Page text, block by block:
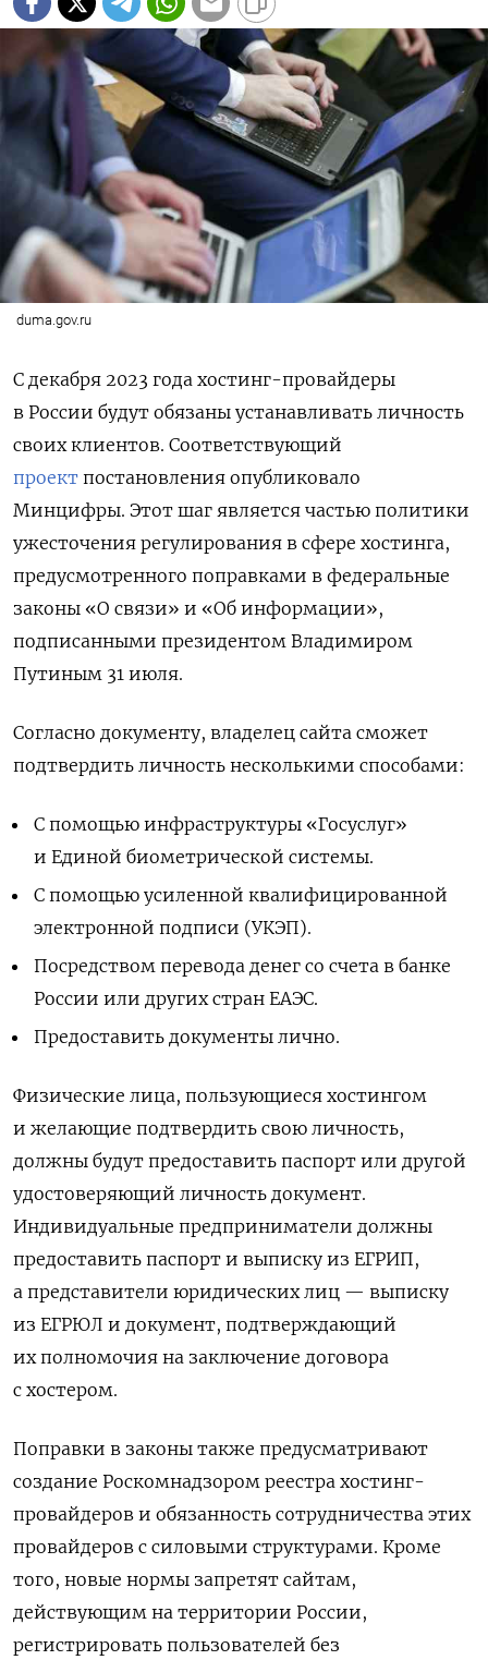
duma.gov.ru
С декабря 2023 года хостинг-провайдеры
в России будут обязаны устанавливать личность
своих клиентов. Соответствующий
проект постановления опубликовало
Минцифры. Этот шаг является частью политики
ужесточения регулирования в сфере хостинга,
предусмотренного поправками в федеральные
законы «О связи» и «Об информации»,
подписанными президентом Владимиром
Путиным 31 июля.
Согласно документу, владелец сайта сможет
подтвердить личность несколькими способами:
С помощью инфраструктуры «Госуслуг»
и Единой биометрической системы.
С помощью усиленной квалифицированной
электронной подписи (УКЭП).
Посредством перевода денег со счета в банке
России или других стран ЕАЭС.
Предоставить документы лично.
Физические лица, пользующиеся хостингом
и желающие подтвердить свою личность,
должны будут предоставить паспорт или другой
удостоверяющий личность документ.
Индивидуальные предприниматели должны
предоставить паспорт и выписку из ЕГРИП,
а представители юридических лиц — выписку
из ЕГРЮЛ и документ, подтверждающий
их полномочия на заключение договора
с хостером.
Поправки в законы также предусматривают
создание Роскомнадзором реестра хостинг-
провайдеров и обязанность сотрудничества этих
провайдеров с силовыми структурами. Кроме
того, новые нормы запретят сайтам,
действующим на территории России,
регистрировать пользователей без